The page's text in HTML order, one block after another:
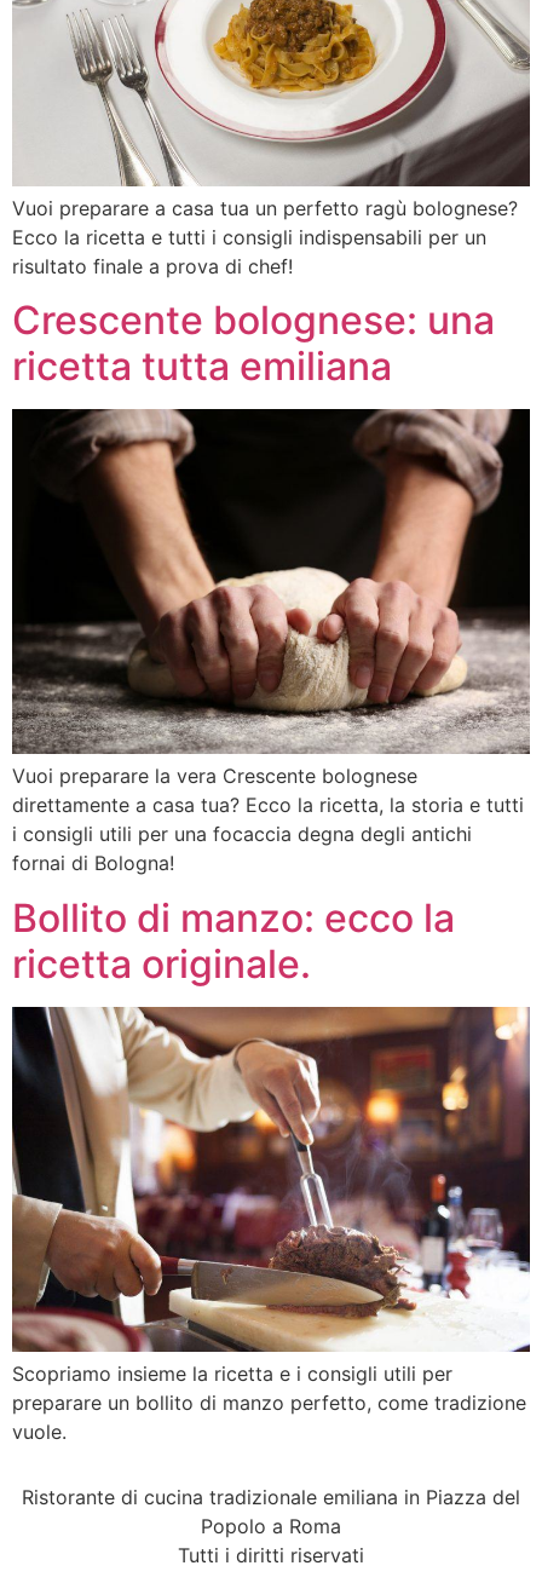
Vuoi preparare a casa tua un perfetto ragù bolognese?
Ecco la ricetta e tutti i consigli indispensabili per un
risultato finale a prova di chef!
Crescente bolognese: una
ricetta tutta emiliana
Vuoi preparare la vera Crescente bolognese
direttamente a casa tua? Ecco la ricetta, la storia e tutti
i consigli utili per una focaccia degna degli antichi
fornai di Bologna!
Bollito di manzo: ecco la
ricetta originale.
Scopriamo insieme la ricetta e i consigli utili per
preparare un bollito di manzo perfetto, come tradizione
vuole.
Ristorante di cucina tradizionale emiliana in Piazza del
Popolo a Roma
Tutti i diritti riservati